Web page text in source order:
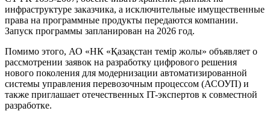
инфраструктуре заказчика, а исключительные имущественные
права на программные продукты передаются компании.
Запуск программы запланирован на 2026 год.
Помимо этого, АО «НК «Қазақстан темір жолы» объявляет о
рассмотрении заявок на разработку цифрового решения
нового поколения для модернизации автоматизированной
системы управления перевозочным процессом (АСОУП) и
также приглашает отечественных IT-экспертов к совместной
разработке.